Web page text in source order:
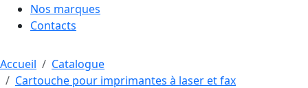
Nos marques
Contacts
Accueil
Catalogue
Cartouche pour imprimantes à laser et fax